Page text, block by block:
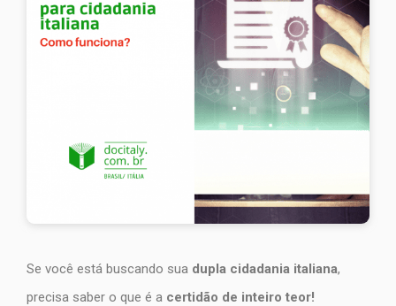
Se você está buscando sua dupla cidadania italiana,
precisa saber o que é a certidão de inteiro teor!